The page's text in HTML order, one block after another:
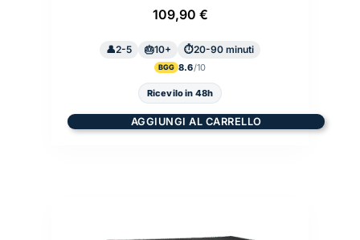
109,90 €
2-5 10+ 20-90 minuti
BGG 8.6
Ricevilo in 48h
AGGIUNGI AL CARRELLO